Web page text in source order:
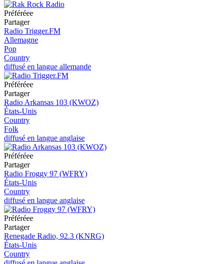
Préféréeе
Partager
Radio Trigger.FM
Allemagne
Pop
Country
diffusé en langue allemande
Préféréeе
Partager
Radio Arkansas 103 (KWOZ)
États-Unis
Country
Folk
diffusé en langue anglaise
Préféréeе
Partager
Radio Froggy 97 (WFRY)
États-Unis
Country
diffusé en langue anglaise
Préféréeе
Partager
Renegade Radio, 92.3 (KNRG)
États-Unis
Country